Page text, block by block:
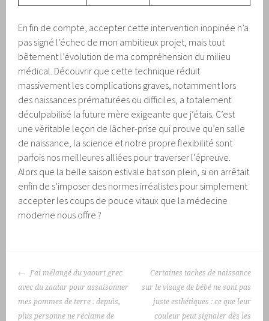
En fin de compte, accepter cette intervention inopinée n’a
pas signé l’échec de mon ambitieux projet, mais tout
bêtement l’évolution de ma compréhension du milieu
médical. Découvrir que cette technique réduit
massivement les complications graves, notamment lors
des naissances prématurées ou difficiles, a totalement
déculpabilisé la future mère exigeante que j’étais. C’est
une véritable leçon de lâcher-prise qui prouve qu’en salle
de naissance, la science et notre propre flexibilité sont
parfois nos meilleures alliées pour traverser l’épreuve.
Alors que la belle saison estivale bat son plein, si on arrêtait
enfin de s’imposer des normes irréalistes pour simplement
accepter les coups de pouce vitaux que la médecine
moderne nous offre ?
NAVIGATION
DES
ARTICLES
J’ai mélangé du yaourt grec
avec du zaatar pour assaisonner
mes pommes de terre : depuis,
plus personne ne réclame de
Certaines taches de naissance
sur le visage de bébé ne sont pas
juste esthétiques : ce que leur
couleur peut signaler dès les